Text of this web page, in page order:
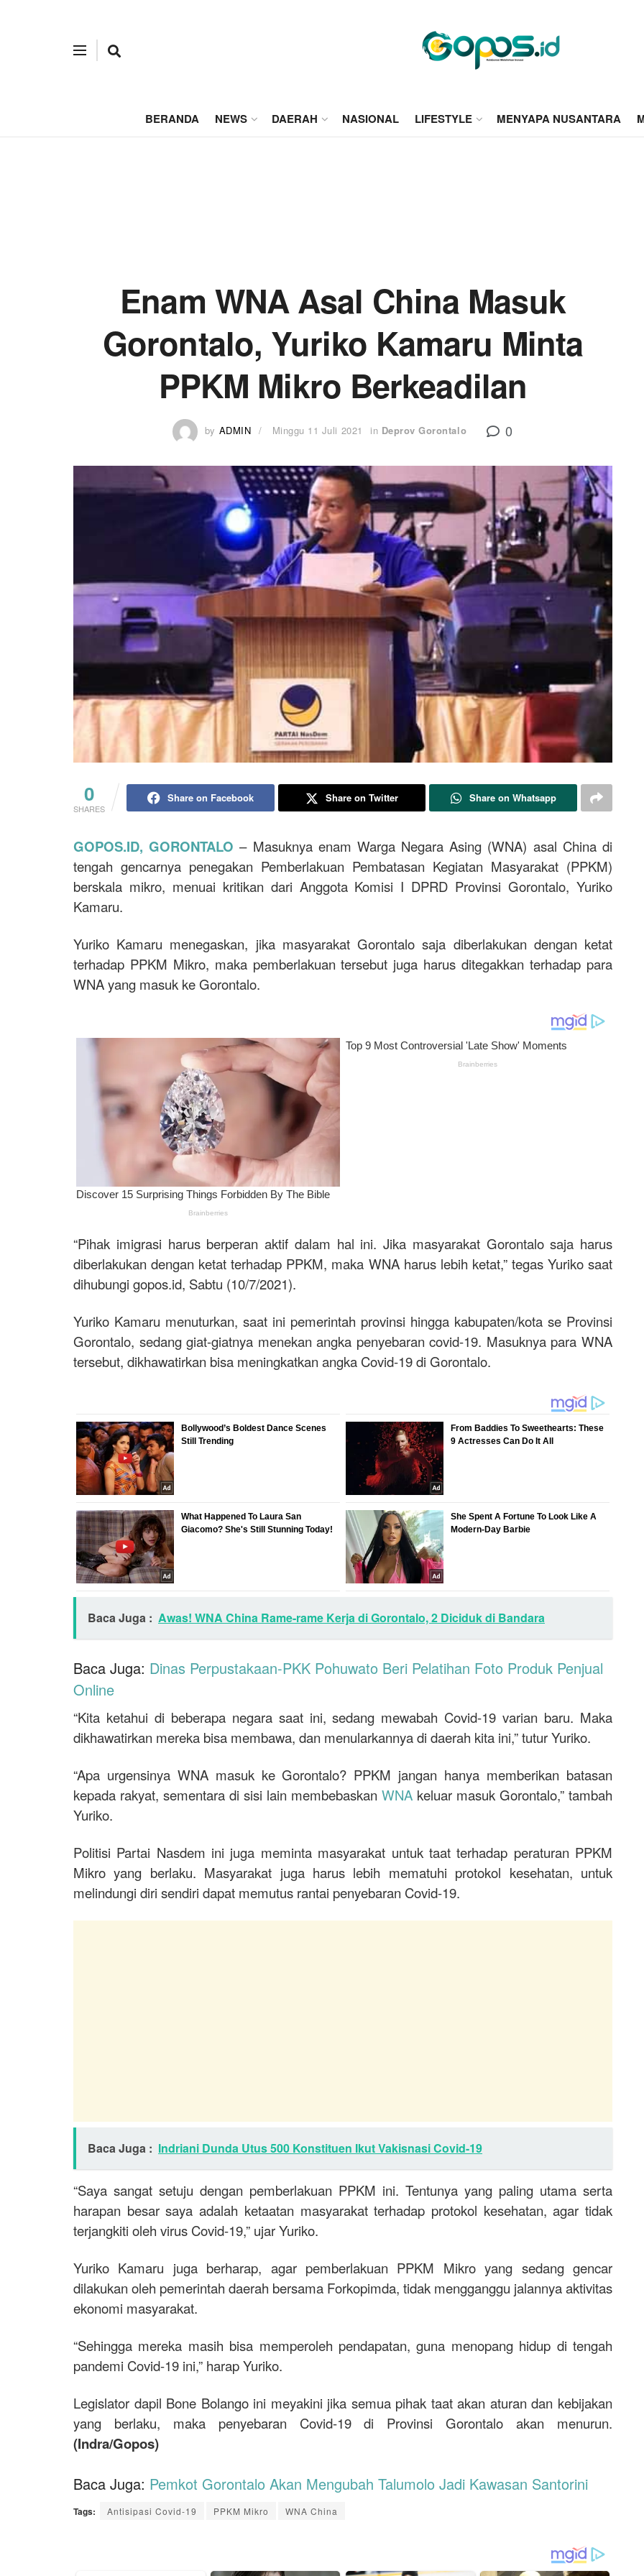
BERANDA NEWS DAERAH NASIONAL LIFESTYLE MENYAPA NUSANTARA
Enam WNA Asal China Masuk
Gorontalo, Yuriko Kamaru Minta
PPKM Mikro Berkeadilan
by ADMIN Minggu 11 Juli 2021 in Deprov Gorontalo 0
0
SHARES
Share on Facebook Share on Twitter Share on Whatsapp
GOPOS.ID, GORONTALO – Masuknya enam Warga Negara Asing (WNA) asal China di
tengah gencarnya penegakan Pemberlakuan Pembatasan Kegiatan Masyarakat (PPKM)
berskala mikro, menuai kritikan dari Anggota Komisi I DPRD Provinsi Gorontalo, Yuriko
Kamaru.
Yuriko Kamaru menegaskan, jika masyarakat Gorontalo saja diberlakukan dengan ketat
terhadap PPKM Mikro, maka pemberlakuan tersebut juga harus ditegakkan terhadap para
WNA yang masuk ke Gorontalo.
“Pihak imigrasi harus berperan aktif dalam hal ini. Jika masyarakat Gorontalo saja harus
diberlakukan dengan ketat terhadap PPKM, maka WNA harus lebih ketat,” tegas Yuriko saat
dihubungi gopos.id, Sabtu (10/7/2021).
Yuriko Kamaru menuturkan, saat ini pemerintah provinsi hingga kabupaten/kota se Provinsi
Gorontalo, sedang giat-giatnya menekan angka penyebaran covid-19. Masuknya para WNA
tersebut, dikhawatirkan bisa meningkatkan angka Covid-19 di Gorontalo.
Baca Juga : Awas! WNA China Rame-rame Kerja di Gorontalo, 2 Diciduk di Bandara
Baca Juga: Dinas Perpustakaan-PKK Pohuwato Beri Pelatihan Foto Produk Penjual
Online
“Kita ketahui di beberapa negara saat ini, sedang mewabah Covid-19 varian baru. Maka
dikhawatirkan mereka bisa membawa, dan menularkannya di daerah kita ini,” tutur Yuriko.
“Apa urgensinya WNA masuk ke Gorontalo? PPKM jangan hanya memberikan batasan
kepada rakyat, sementara di sisi lain membebaskan WNA keluar masuk Gorontalo,” tambah
Yuriko.
Politisi Partai Nasdem ini juga meminta masyarakat untuk taat terhadap peraturan PPKM
Mikro yang berlaku. Masyarakat juga harus lebih mematuhi protokol kesehatan, untuk
melindungi diri sendiri dapat memutus rantai penyebaran Covid-19.
Baca Juga : Indriani Dunda Utus 500 Konstituen Ikut Vakisnasi Covid-19
“Saya sangat setuju dengan pemberlakuan PPKM ini. Tentunya yang paling utama serta
harapan besar saya adalah ketaatan masyarakat terhadap protokol kesehatan, agar tidak
terjangkiti oleh virus Covid-19,” ujar Yuriko.
Yuriko Kamaru juga berharap, agar pemberlakuan PPKM Mikro yang sedang gencar
dilakukan oleh pemerintah daerah bersama Forkopimda, tidak mengganggu jalannya aktivitas
ekonomi masyarakat.
“Sehingga mereka masih bisa memperoleh pendapatan, guna menopang hidup di tengah
pandemi Covid-19 ini,” harap Yuriko.
Legislator dapil Bone Bolango ini meyakini jika semua pihak taat akan aturan dan kebijakan
yang berlaku, maka penyebaran Covid-19 di Provinsi Gorontalo akan menurun.
(Indra/Gopos)
Baca Juga: Pemkot Gorontalo Akan Mengubah Talumolo Jadi Kawasan Santorini
Tags: Antisipasi Covid-19 PPKM Mikro WNA China